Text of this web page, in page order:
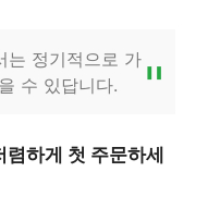
는 정기적으로 가
수 있답니다.
하게 첫 주문하세